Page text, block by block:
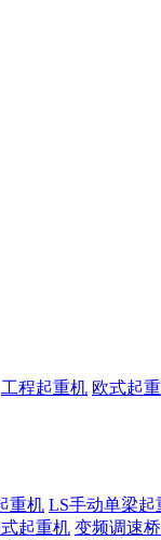
工程起重机 欧式起
重机 LS手动单梁起
起重机 变频调速